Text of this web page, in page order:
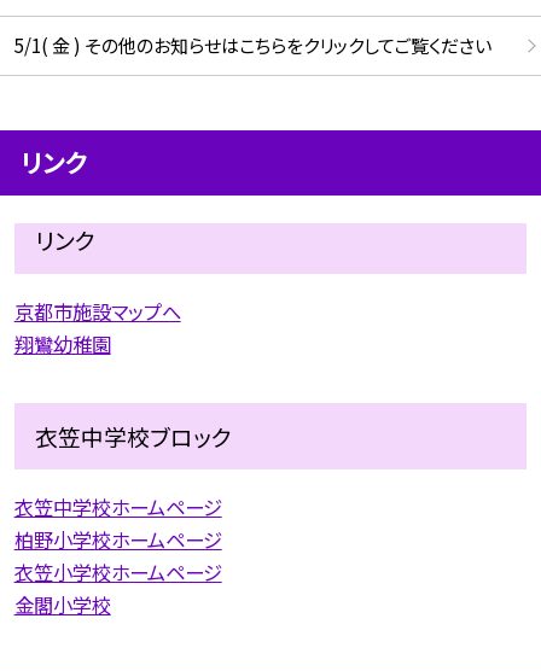
5/1( 金 ) その他のお知らせはこちらをクリックしてご覧ください
リンク
リンク
京都市施設マップへ
翔鸞幼稚園
衣笠中学校ブロック
衣笠中学校ホームページ
柏野小学校ホームページ
衣笠小学校ホームページ
金閣小学校